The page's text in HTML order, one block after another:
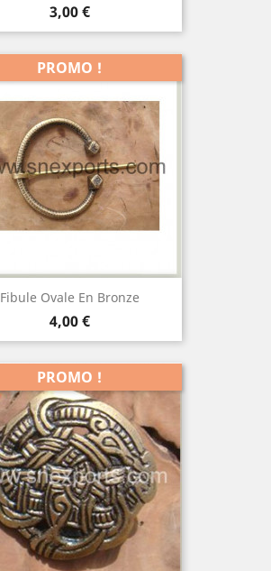
Prix
3,00 €
Fibule Ovale En Bronze
Prix
4,00 €
PROMO !
PROMO !